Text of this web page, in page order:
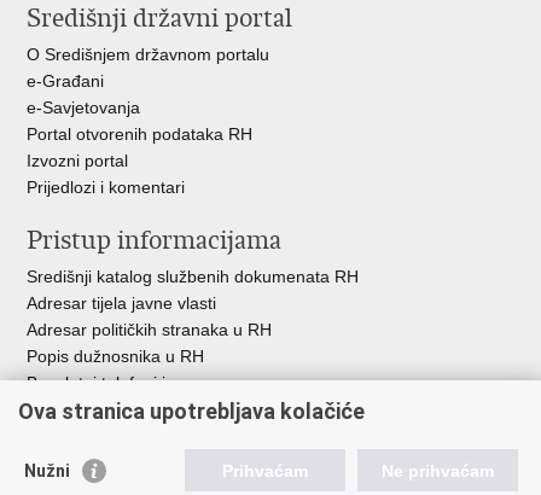
FacebookuTwitteru
Središnji državni portal
O Središnjem državnom portalu
e-Građani
e-Savjetovanja
Portal otvorenih podataka RH
Izvozni portal
Prijedlozi i komentari
Pristup informacijama
Središnji katalog službenih dokumenata RH
Adresar tijela javne vlasti
Adresar političkih stranaka u RH
Popis dužnosnika u RH
Besplatni telefoni javne uprave
Pozivi za žurnu pomoć
Važne poveznice
Ova stranica upotrebljava kolačiće
Nužni Prihvaćam Ne prihvaćam